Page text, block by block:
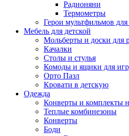
Радионяни
Термометры
Герои мультфильмов
Мебель для детской
Мольберты и доски для
Качалки
Столы и стулья
Комоды и ящики для
Орто Пазл
Кровати в детскую
Одежда
Конверты и комплекты
Теплые комбинезоны
Конверты
Боди